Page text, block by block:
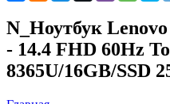
N_Ноутбук
- 14.4 FHD 60Hz
8365U/16GB/SSD